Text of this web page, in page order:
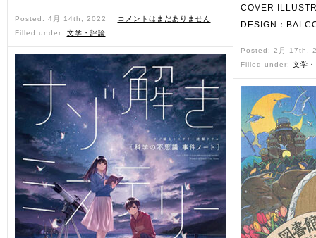
Posted: 4月 14th, 2022 ˑ
コメントはまだありません
Filled under: 文学・評論
COVER
DESIGN：
Posted: 2月 17th,
Filled under: 文学